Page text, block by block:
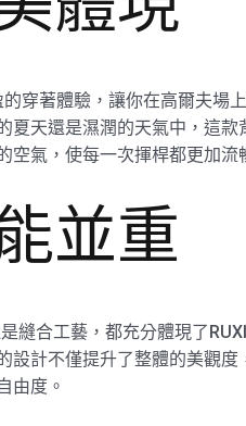
穿著體驗，讓你在高爾夫
天還是濕潤的天氣中，這
空氣，使每一次揮桿都更加流
並重
縫合工藝，都充分體現了
計不僅提升了整體的美觀
由度。